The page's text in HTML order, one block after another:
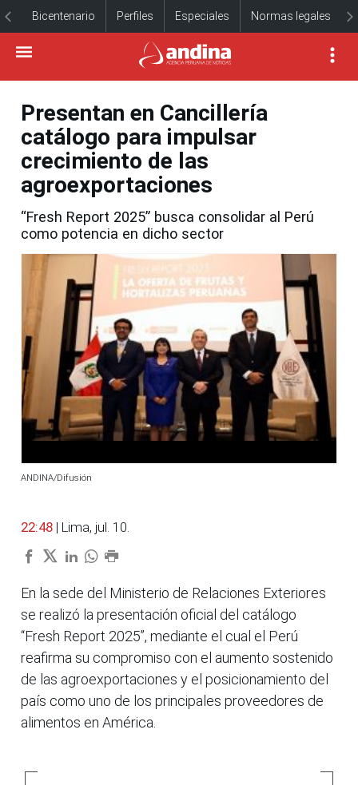
Bicentenario Perfiles Especiales Normas legales
Presentan en Cancillería
catálogo para impulsar
crecimiento de las
agroexportaciones
“Fresh Report 2025” busca consolidar al Perú
como potencia en dicho sector
ANDINA/Difusión
22:48 | Lima, jul. 10.
En la sede del Ministerio de Relaciones Exteriores
se realizó la presentación oficial del catálogo
“Fresh Report 2025”, mediante el cual el Perú
reafirma su compromiso con el aumento sostenido
de las agroexportaciones y el posicionamiento del
país como uno de los principales proveedores de
alimentos en América.